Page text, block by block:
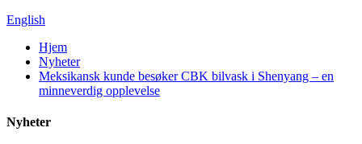
English
Hjem
Nyheter
Meksikansk kunde besøker CBK bilvask i Shenyang – en
minneverdig opplevelse
Nyheter